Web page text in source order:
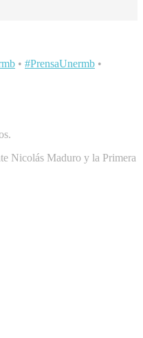
• #PrensaUnermb •
Nicolás Maduro y la Primera